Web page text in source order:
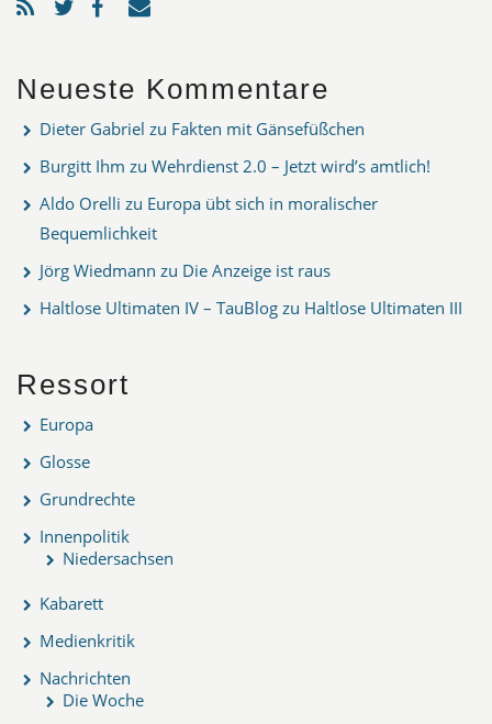
Neueste Kommentare
Dieter Gabriel zu Fakten mit Gänsefüßchen
Burgitt Ihm zu Wehrdienst 2.0 – Jetzt wird’s amtlich!
Aldo Orelli zu Europa übt sich in moralischer
Bequemlichkeit
Jörg Wiedmann zu Die Anzeige ist raus
Haltlose Ultimaten IV – TauBlog zu Haltlose Ultimaten III
Ressort
Europa
Glosse
Grundrechte
Innenpolitik
Niedersachsen
Kabarett
Medienkritik
Nachrichten
Die Woche